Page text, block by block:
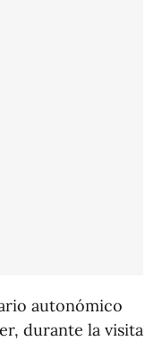
autonómico
durante la visita